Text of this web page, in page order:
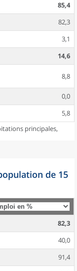
85,4
82,3
3,1
14,6
8,8
0,0
5,8
principales,
de 15
82,3
40,0
91,4